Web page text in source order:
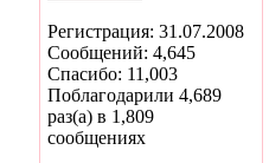
Регистрация: 31.07.2008
Сообщений: 4,645
Спасибо: 11,003
Поблагодарили 4,689
раз(а) в 1,809
сообщениях